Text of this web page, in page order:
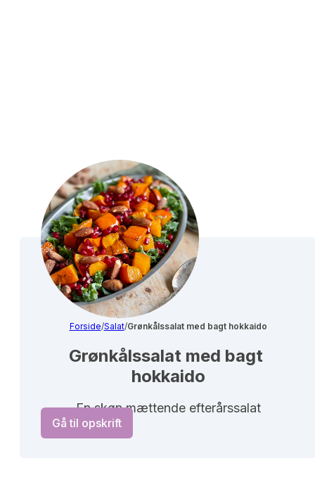
Forside/Salat/Grønkålssalat med bagt hokkaido
Grønkålssalat med bagt
hokkaido
En skøn mættende efterårssalat
Gå til opskrift